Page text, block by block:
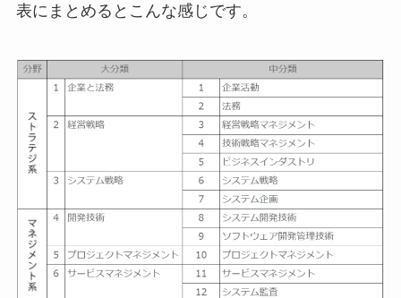
表にまとめるとこんな感じです。